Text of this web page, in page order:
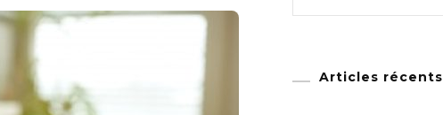
Articles récents